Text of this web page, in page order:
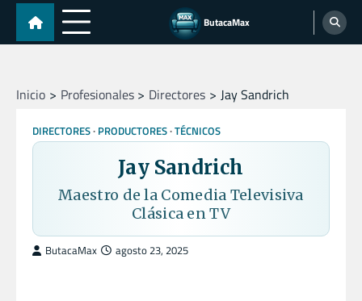
Skip
content
ButacaMax
Inicio Profesionales Directores Jay Sandrich
DIRECTORES PRODUCTORES TÉCNICOS
Jay Sandrich
Maestro de la Comedia Televisiva
Clásica en TV
ButacaMax agosto 23, 2025